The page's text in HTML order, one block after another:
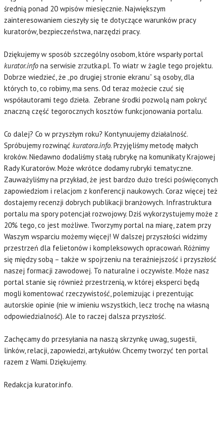
średnią ponad 20 wpisów miesięcznie. Największym
zainteresowaniem cieszyły się te dotyczące warunków pracy
kuratorów, bezpieczeństwa, narzędzi pracy.
Dziękujemy w sposób szczególny osobom, które wsparły portal
kurator.info na serwisie zrzutka.pl. To wiatr w żagle tego projektu.
Dobrze wiedzieć, że „po drugiej stronie ekranu” są osoby, dla
których to, co robimy, ma sens. Od teraz możecie czuć się
współautorami tego dzieła. Zebrane środki pozwolą nam pokryć
znaczną część tegorocznych kosztów funkcjonowania portalu.
Co dalej? Co w przyszłym roku? Kontynuujemy działalność.
Spróbujemy rozwinąć kuratora.info. Przyjęliśmy metodę małych
kroków. Niedawno dodaliśmy stałą rubrykę na komunikaty Krajowej
Rady Kuratorów. Może wkrótce dodamy rubryki tematyczne.
Zauważyliśmy na przykład, że jest bardzo dużo treści poświęconych
zapowiedziom i relacjom z konferencji naukowych. Coraz więcej też
dostajemy recenzji dobrych publikacji branżowych. Infrastruktura
portalu ma spory potencjał rozwojowy. Dziś wykorzystujemy może z
20% tego, co jest możliwe. Tworzymy portal na miarę, zatem przy
Waszym wsparciu możemy więcej! W dalszej przyszłości widzimy
przestrzeń dla felietonów i kompleksowych opracowań. Różnimy
się między sobą – także w spojrzeniu na teraźniejszość i przyszłość
naszej formacji zawodowej. To naturalne i oczywiste. Może nasz
portal stanie się również przestrzenią, w której eksperci będą
mogli komentować rzeczywistość, polemizując i prezentując
autorskie opinie (nie w imieniu wszystkich, lecz trochę na własną
odpowiedzialność). Ale to raczej dalsza przyszłość.
Zachęcamy do przesyłania na naszą skrzynkę uwag, sugestii,
linków, relacji, zapowiedzi, artykułów. Chcemy tworzyć ten portal
razem z Wami. Dziękujemy.
Redakcja kurator.info.